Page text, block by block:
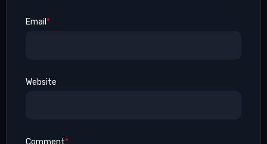
Email *
Website